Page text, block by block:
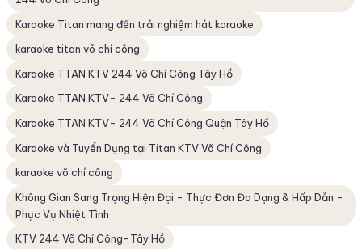
Karaoke Titan mang đến trải nghiệm hát karaoke
karaoke titan võ chí công
Karaoke TTAN KTV 244 Võ Chí Công Tây Hồ
Karaoke TTAN KTV- 244 Võ Chí Công
Karaoke TTAN KTV- 244 Võ Chí Công Quận Tây Hồ
Karaoke và Tuyển Dụng tại Titan KTV Võ Chí Công
karaoke võ chí công
Không Gian Sang Trọng Hiện Đại - Thực Đơn Đa Dạng & Hấp Dẫn -
Phục Vụ Nhiệt Tình
KTV 244 Võ Chí Công-Tây Hồ